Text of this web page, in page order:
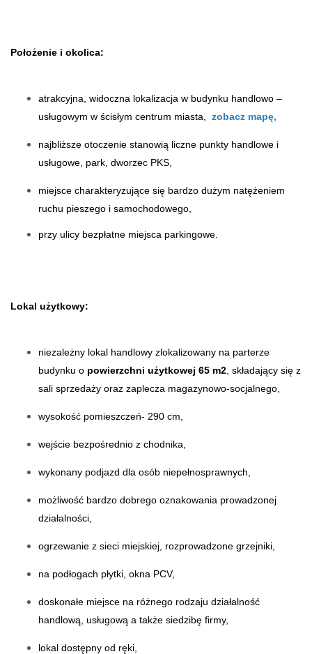
Położenie i okolica:
atrakcyjna, widoczna lokalizacja w budynku handlowo –
usługowym w ścisłym centrum miasta, zobacz mapę,
najbliższe otoczenie stanowią liczne punkty handlowe i
usługowe, park, dworzec PKS,
miejsce charakteryzujące się bardzo dużym natężeniem
ruchu pieszego i samochodowego,
przy ulicy bezpłatne miejsca parkingowe.
Lokal użytkowy:
niezależny lokal handlowy zlokalizowany na parterze
budynku o powierzchni użytkowej 65 m2 , składający się z
sali sprzedaży oraz zaplecza magazynowo-socjalnego,
wysokość pomieszczeń- 290 cm,
wejście bezpośrednio z chodnika,
wykonany podjazd dla osób niepełnosprawnych,
możliwość bardzo dobrego oznakowania prowadzonej
działalności,
ogrzewanie z sieci miejskiej, rozprowadzone grzejniki,
na podłogach płytki, okna PCV,
doskonałe miejsce na różnego rodzaju działalność
handlową, usługową a także siedzibę firmy,
lokal dostępny od ręki,